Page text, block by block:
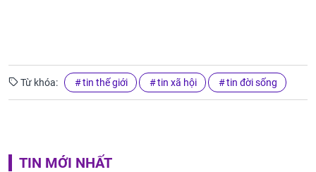
Từ khóa: tin thế giới tin xã hội tin đời sống
TIN MỚI NHẤT